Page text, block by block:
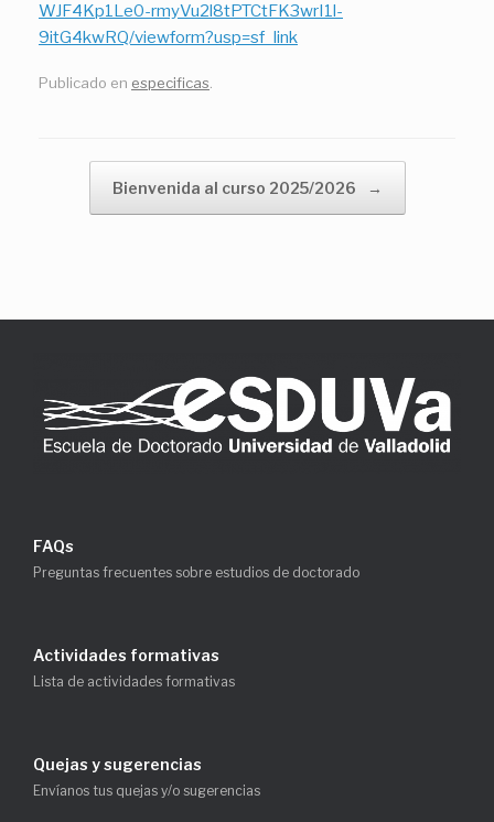
WJF4Kp1Le0-rmyVu2l8tPTCtFK3wrI1l-
9itG4kwRQ/viewform?usp=sf_link
Publicado en especificas
Navegador de artículos
Bienvenida al curso 2025/2026 →
FAQs
Preguntas frecuentes sobre estudios de doctorado
Actividades formativas
Lista de actividades formativas
Quejas y sugerencias
Envíanos tus quejas y/o sugerencias